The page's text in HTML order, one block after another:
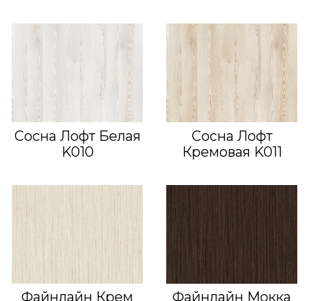
Сосна Лофт Белая
K010
Сосна Лофт
Кремовая K011
Файнлайн Крем
Файнлайн Мокка